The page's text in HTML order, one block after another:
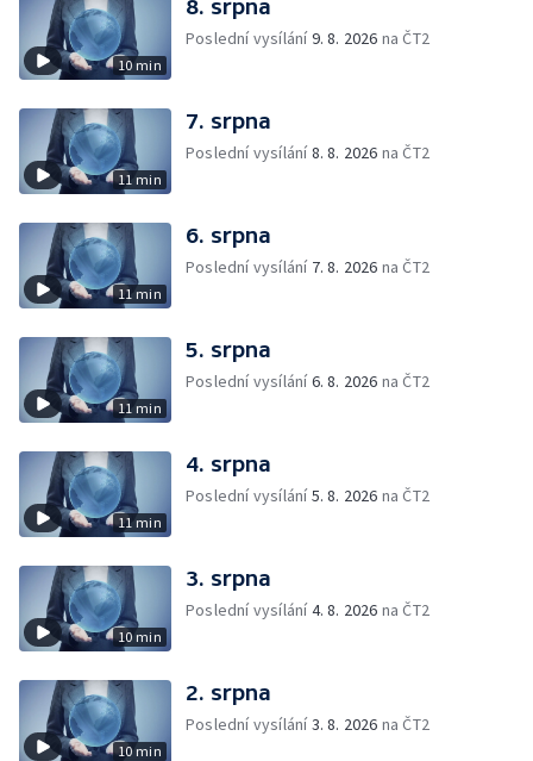
10 min
8. srpna
Poslední vysílání9. 8. 2026 na ČT2
11 min
7. srpna
Poslední vysílání8. 8. 2026 na ČT2
11 min
6. srpna
Poslední vysílání 7. 8. 2026 na ČT2
11 min
5. srpna
Poslední vysílání6. 8. 2026 na ČT2
11 min
4. srpna
Poslední vysílání5. 8. 2026 na ČT2
10 min
3. srpna
Poslední vysílání4. 8. 2026 na ČT2
10 min
2. srpna
Poslední vysílání3. 8. 2026 na ČT2